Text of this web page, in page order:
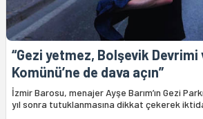
“Gezi yetmez, Bolşevik Devrimi
Komünü’ne de dava açın”
İzmir Barosu, menajer Ayşe Barım’ın Gezi
yıl sonra tutuklanmasına dikkat çekerek